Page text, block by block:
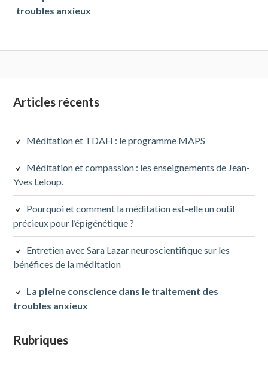
troubles anxieux
Colonne
subsidiaire
Articles récents
Méditation et TDAH : le programme MAPS
Méditation et compassion : les enseignements de Jean-
Yves Leloup.
Pourquoi et comment la méditation est-elle un outil
précieux pour l’épigénétique ?
Entretien avec Sara Lazar neuroscientifique sur les
bénéfices de la méditation
La pleine conscience dans le traitement des
troubles anxieux
Rubriques